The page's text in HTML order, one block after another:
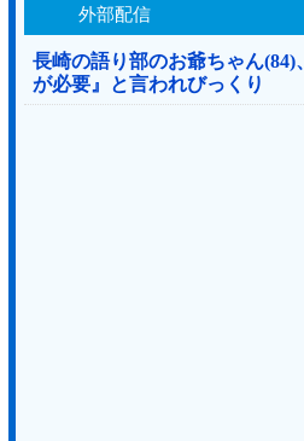
外部配信
長崎の語り部のお爺ちゃん
が必要』と言われびっくり